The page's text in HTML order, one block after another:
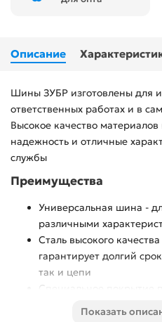
Описание
Шины ЗУБР изготовлены для
ответственных работах и в
Высокое качество
надежность и отличные
службы
Преимущества
Универсальная шина -
различными
Сталь высокого
гарантирует долгий
так и цепи
Специальное покрытие
Показать